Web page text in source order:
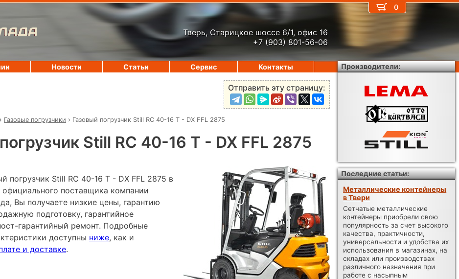
Тверь, Старицкое шоссе 6/1, офис 16
+7 (903) 801-56-06
Отправить эту страницу:
› Газовые погрузчики › Газовый погрузчик Still RC 40-16 T - DX FFL 2875
Still RC 40-16 T - DX FFL 2875
погрузчик Still RC 40-16 T - DX FFL 2875 в
официального поставщика компании
Вы получаете низкие цены, гарантию
подготовку, гарантийное
гарантийный ремонт. Подробные
доступны ниже, как и
и доставке.
0
Новости Статьи Сервис Контакты Производители:
Последние статьи:
Металлические контейнеры
в Твери
Сетчатые металлические
контейнеры приобрели свою
популярность за счет высокого
качества, практичности,
универсальности и удобства их
использования в магазинах, на
складах или производствах
различного назначения при
работе с насыпным